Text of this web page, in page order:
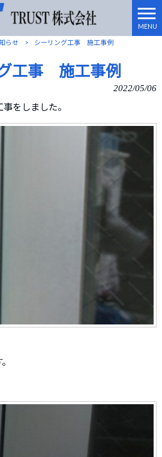
MENU
らせ > シーリング工事 施工事例
工事 施工事例
2022/05/06
をしました。